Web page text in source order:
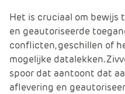
Het is cruciaal om bewijs
en geautoriseerde
conflicten, geschillen of
mogelijke datalekken.
spoor dat aantoont dat
aflevering en